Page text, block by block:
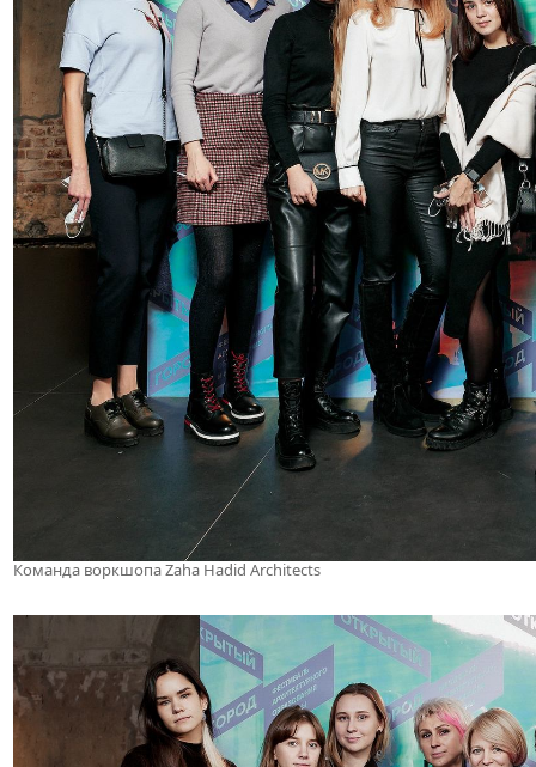
Команда воркшопа Zaha Hadid Architects